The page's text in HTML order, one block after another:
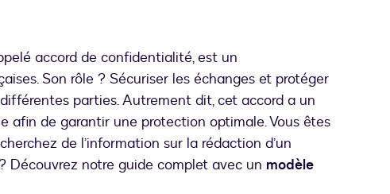
accord de confidentialité, est un
Son rôle ? Sécuriser les échanges et protéger
parties. Autrement dit, cet accord a un
afin de garantir une protection optimale. Vous êtes
de l’information sur la rédaction d’un
notre guide complet avec un modèle